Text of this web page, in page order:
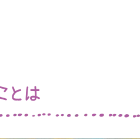
とは